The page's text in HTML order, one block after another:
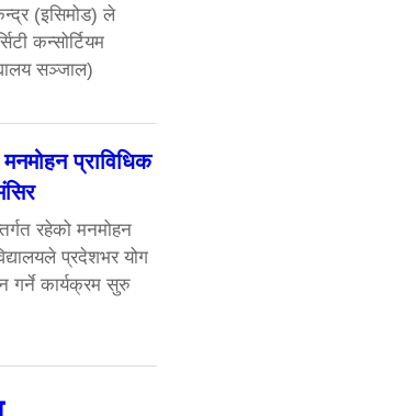
(इसिमोड) ले
कन्सोर्टियम
सञ्जाल)
प्राविधिक
रहेको मनमोहन
प्रदेशभर योग
गर्ने कार्यक्रम सुरु